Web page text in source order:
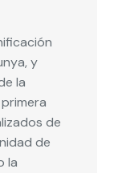
y
la
de
de
la